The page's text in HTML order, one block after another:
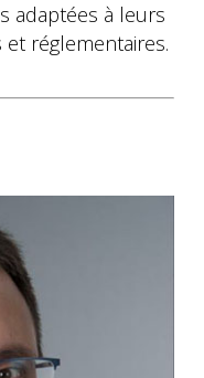
adaptées à leurs
réglementaires.